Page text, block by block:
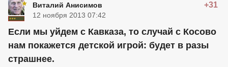
Виталий Анисимов +31
12 ноября 2013 07:42
Если мы уйдем с Кавказа, то случай с Косово
нам покажется детской игрой: будет в разы
страшнее.